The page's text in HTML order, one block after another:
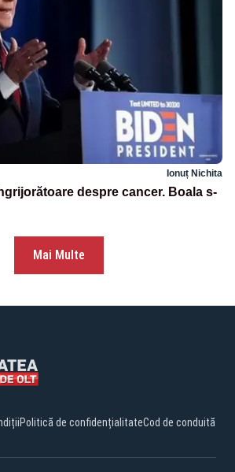
Ionuț Nichita
despre cancer. Boala s-
Mai Multe
Politică de confidențialitateCod de conduită